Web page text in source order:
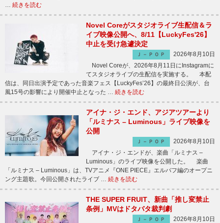
… 続きを読む
Novel Coreがスタジオライブ生配信＆ラ
イブ映像公開へ、8/11【LuckyFes'26】
中止を受け急遽決定
Ｊ－ＰＯＰ
2026年8月10日
Novel Coreが、2026年8月11日にInstagramに
てスタジオライブの生配信を実施する。 本配
信は、同日出演予定であった音楽フェス【LuckyFes’26】の最終日公演が、台
風15号の影響により開催中止となった … 続きを読む
アイナ・ジ・エンド、アジアツアーより
「ルミナス – Luminous」ライブ映像を
公開
Ｊ－ＰＯＰ
2026年8月10日
アイナ・ジ・エンドが、楽曲「ルミナス –
Luminous」のライブ映像を公開した。 楽曲
「ルミナス – Luminous」は、TVアニメ『ONE PIECE』エルバフ編のオープニ
ング主題歌。今回公開されたライブ … 続きを読む
THE SUPER FRUIT、新曲「推し変禁止
条例」MVはドタバタ裁判劇
Ｊ－ＰＯＰ
2026年8月10日